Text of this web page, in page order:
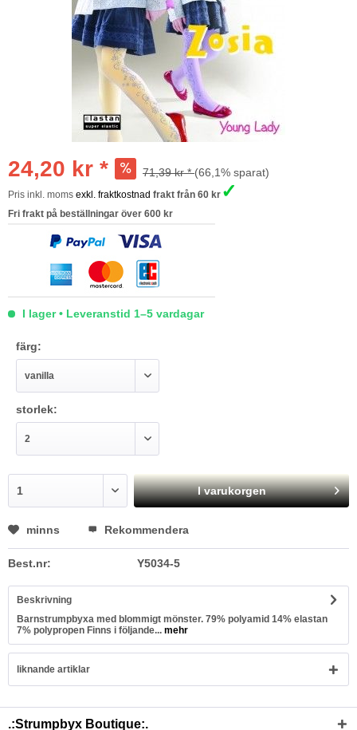
24,20 kr * 71,39 kr *(66,1% sparat)
Pris inkl. moms exkl. fraktkostnad frakt från 60 kr ✓
Fri frakt på beställningar över 600 kr
I lager • Leveranstid 1–5 vardagar
färg:
storlek:
I varukorgen
minns Rekommendera
Best.nr: Y5034-5
Beskrivning
Barnstrumpbyxa med blommigt mönster. 79% polyamid 14% elastan
7% polypropen Finns i följande... mehr
liknande artiklar
.:Strumpbyx Boutique:.